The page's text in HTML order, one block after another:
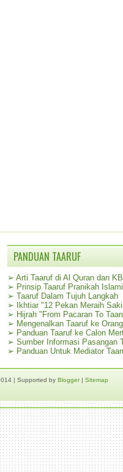
PANDUAN TAARUF
➢ Arti Taaruf di Al Quran dan
➢ Prinsip Taaruf Pranikah Islami
➢ Taaruf Dalam Tujuh Langkah
➢
Ikhtiar "12 Pekan Meraih
➢ Hijrah "From Pacaran To
➢ Mengenalkan Taaruf ke
➢ Panduan Taaruf ke Calon
➢ Sumber Informasi Pasangan
➢ Panduan Untuk Mediator
| Supported by Blogger| Sitemap